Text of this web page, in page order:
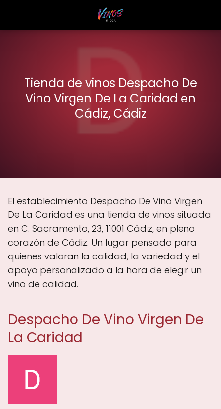
Tienda de vinos Despacho De
Vino Virgen De La Caridad en
Cádiz, Cádiz
El establecimiento Despacho De Vino Virgen
De La Caridad es una tienda de vinos situada
en C. Sacramento, 23, 11001 Cádiz, en pleno
corazón de Cádiz. Un lugar pensado para
quienes valoran la calidad, la variedad y el
apoyo personalizado a la hora de elegir un
vino de calidad.
Despacho De Vino Virgen De
La Caridad